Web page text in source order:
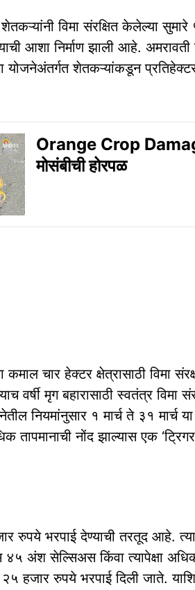
विमा संरक्षित केलेल्या सुमारे
आशा निर्माण झाली आहे. अमरावती
योजनेअंतर्गत शेतकऱ्यांकडून
Orange Crop
मोसंबीची होरपळ
चार हेक्टर क्षेत्रासाठी विमा
वर्षी मृग बहारासाठी स्वतंत्र विमा
नियमांनुसार १ मार्च ते ३१
तापमानाची नोंद झाल्यास एक
रुपये भरपाई देण्याची तरतूद आहे.
अंश सेल्सिअस किंवा त्यापेक्षा अधिक
हजार रुपये भरपाई दिली जाते.